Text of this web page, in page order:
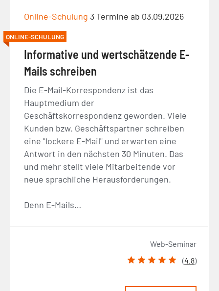
Online-Schulung 3 Termine ab 03.09.2026
ONLINE-SCHULUNG
Informative und wertschätzende E-
Mails schreiben
Die E-Mail-Korrespondenz ist das
Hauptmedium der
Geschäftskorrespondenz geworden. Viele
Kunden bzw. Geschäftspartner schreiben
eine "lockere E-Mail" und erwarten eine
Antwort in den nächsten 30 Minuten. Das
und mehr stellt viele Mitarbeitende vor
neue sprachliche Herausforderungen.
Denn E-Mails…
Web-Seminar
(4.8)